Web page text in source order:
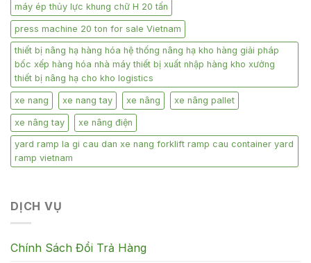
máy ép thủy lực khung chữ H 20 tấn
press machine 20 ton for sale Vietnam
thiết bị nâng hạ hàng hóa hệ thống nâng hạ kho hàng giải pháp
bốc xếp hàng hóa nhà máy thiết bị xuất nhập hàng kho xưởng
thiết bị nâng hạ cho kho logistics
xe nang xe nang tay xe nâng xe nâng pallet
xe nâng tay xe nâng điện
yard ramp la gi cau dan xe nang forklift ramp cau container yard
ramp vietnam
DỊCH VỤ
Chính Sách Đổi Trả Hàng